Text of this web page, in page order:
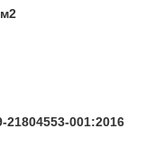
21804553-001:2016